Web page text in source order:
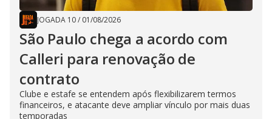
JOGADA 10/ 01/08/2026
São Paulo chega a acordo com
Calleri para renovação de
contrato
Clube e estafe se entendem após flexibilizarem termos
financeiros, e atacante deve ampliar vínculo por mais duas
temporadas